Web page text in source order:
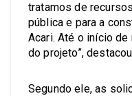
tratamos de
pública e para a
Acari. Até o início
do projeto”,
Segundo ele, as